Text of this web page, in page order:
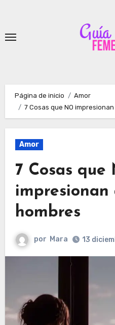
contenido
Página de inicio
Amor
7 Cosas que NO
Amor
7 Cosas que
impresionan
hombres
por Mara 13